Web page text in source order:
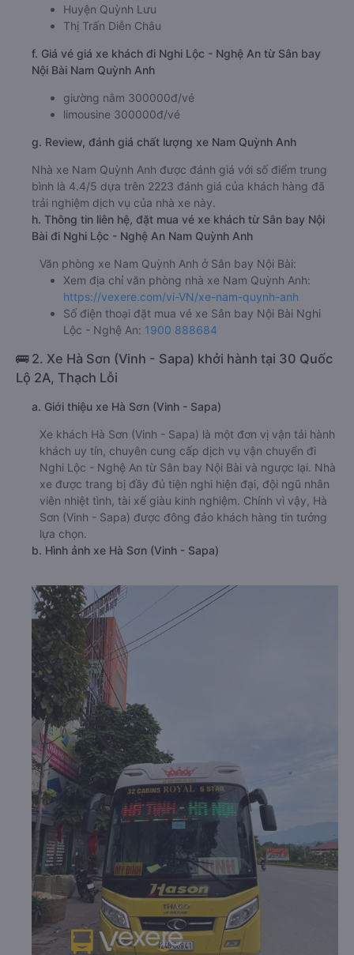
Huyện Quỳnh Lưu
Thị Trấn Diễn Châu
f. Giá vé giá xe khách đi Nghi Lộc - Nghệ An từ Sân bay
Nội Bài Nam Quỳnh Anh
giường nằm 300000đ/vé
limousine 300000đ/vé
g. Review, đánh giá chất lượng xe Nam Quỳnh Anh
Nhà xe Nam Quỳnh Anh được đánh giá với số điểm trung
bình là 4.4/5 dựa trên 2223 đánh giá của khách hàng đã
trải nghiệm dịch vụ của nhà xe này.
h. Thông tin liên hệ, đặt mua vé xe khách từ Sân bay Nội
Bài đi Nghi Lộc - Nghệ An Nam Quỳnh Anh
Văn phòng xe Nam Quỳnh Anh ở Sân bay Nội Bài:
Xem địa chỉ văn phòng nhà xe Nam Quỳnh Anh:
https://vexere.com/vi-VN/xe-nam-quynh-anh
Số điện thoại đặt mua vé xe Sân bay Nội Bài Nghi
Lộc - Nghệ An: 1900 888684
🚌 2. Xe Hà Sơn (Vinh - Sapa) khởi hành tại 30 Quốc
Lộ 2A, Thạch Lỗi
a. Giới thiệu xe Hà Sơn (Vinh - Sapa)
Xe khách Hà Sơn (Vinh - Sapa) là một đơn vị vận tải hành
khách uy tín, chuyên cung cấp dịch vụ vận chuyển đi
Nghi Lộc - Nghệ An từ Sân bay Nội Bài và ngược lại. Nhà
xe được trang bị đầy đủ tiện nghi hiện đại, đội ngũ nhân
viên nhiệt tình, tài xế giàu kinh nghiệm. Chính vì vậy, Hà
Sơn (Vinh - Sapa) được đông đảo khách hàng tin tưởng
lựa chọn.
b. Hình ảnh xe Hà Sơn (Vinh - Sapa)